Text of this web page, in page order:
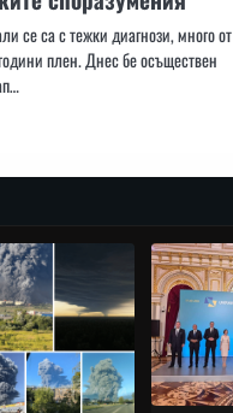
се са с тежки диагнози, много от
плен. Днес бе осъществен